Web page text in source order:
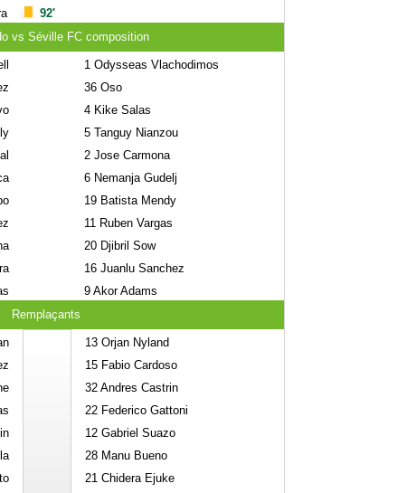
92'
vs Séville FC composition
1Odysseas Vlachodimos
36Oso
4Kike Salas
5Tanguy Nianzou
2Jose Carmona
6Nemanja Gudelj
19Batista Mendy
11Ruben Vargas
20Djibril Sow
16Juanlu Sanchez
9Akor Adams
Remplaçants
13Orjan Nyland
15Fabio Cardoso
32Andres Castrin
22Federico Gattoni
12Gabriel Suazo
28Manu Bueno
21Chidera Ejuke